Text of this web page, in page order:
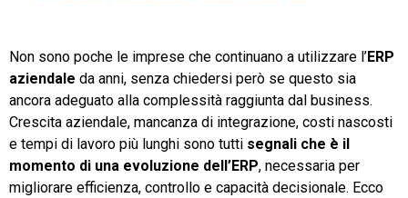
Non sono poche le imprese che continuano a utilizzare l’ERP
aziendale da anni, senza chiedersi però se questo sia
ancora adeguato alla complessità raggiunta dal business.
Crescita aziendale, mancanza di integrazione, costi nascosti
e tempi di lavoro più lunghi sono tutti segnali che è il
momento di una evoluzione dell’ERP, necessaria per
migliorare efficienza, controllo e capacità decisionale. Ecco